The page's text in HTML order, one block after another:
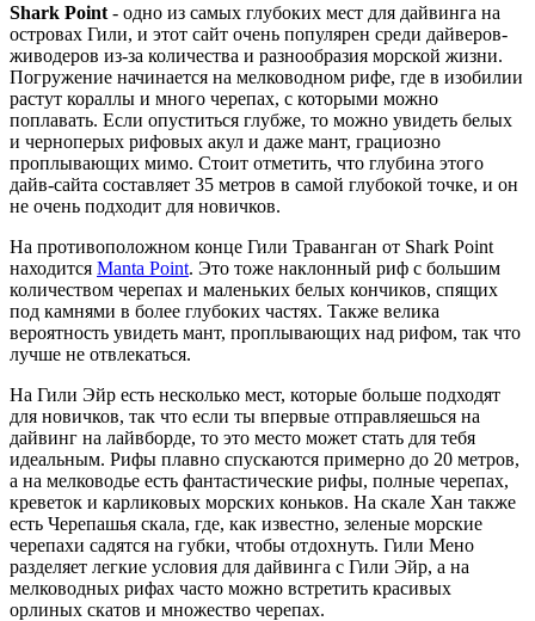
Shark Point - одно из самых глубоких мест для дайвинга на
островах Гили, и этот сайт очень популярен среди дайверов-
живодеров из-за количества и разнообразия морской жизни.
Погружение начинается на мелководном рифе, где в изобилии
растут кораллы и много черепах, с которыми можно
поплавать. Если опуститься глубже, то можно увидеть белых
и черноперых рифовых акул и даже мант, грациозно
проплывающих мимо. Стоит отметить, что глубина этого
дайв-сайта составляет 35 метров в самой глубокой точке, и он
не очень подходит для новичков.
На противоположном конце Гили Траванган от Shark Point
находится Manta Point. Это тоже наклонный риф с большим
количеством черепах и маленьких белых кончиков, спящих
под камнями в более глубоких частях. Также велика
вероятность увидеть мант, проплывающих над рифом, так что
лучше не отвлекаться.
На Гили Эйр есть несколько мест, которые больше подходят
для новичков, так что если ты впервые отправляешься на
дайвинг на лайвборде, то это место может стать для тебя
идеальным. Рифы плавно спускаются примерно до 20 метров,
а на мелководье есть фантастические рифы, полные черепах,
креветок и карликовых морских коньков. На скале Хан также
есть Черепашья скала, где, как известно, зеленые морские
черепахи садятся на губки, чтобы отдохнуть. Гили Мено
разделяет легкие условия для дайвинга с Гили Эйр, а на
мелководных рифах часто можно встретить красивых
орлиных скатов и множество черепах.